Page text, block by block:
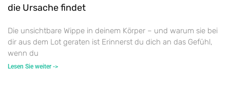
die Ursache findet
Die unsichtbare Wippe in deinem Körper – und warum sie bei
dir aus dem Lot geraten ist Erinnerst du dich an das Gefühl,
wenn du
Lesen Sie weiter ->